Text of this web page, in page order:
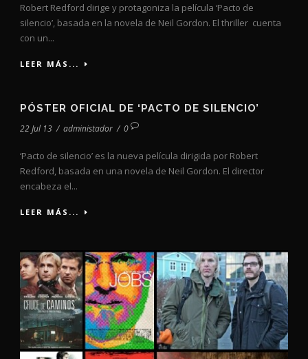
Robert Redford dirige y protagoniza la película ‘Pacto de
silencio’, basada en la novela de Neil Gordon. El thriller cuenta
con un...
LEER MÁS...
PÓSTER OFICIAL DE ‘PACTO DE SILENCIO’
22 Jul 13 / administador / 0
‘Pacto de silencio’ es la nueva película dirigida por Robert
Redford, basada en una novela de Neil Gordon. El director
encabeza el...
LEER MÁS...